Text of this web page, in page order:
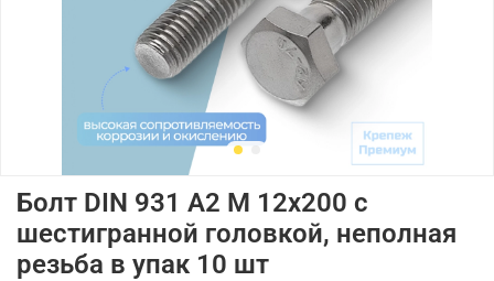
Болт DIN 931 А2 M 12х200 с
шестигранной головкой, неполная
резьба в упак 10 шт